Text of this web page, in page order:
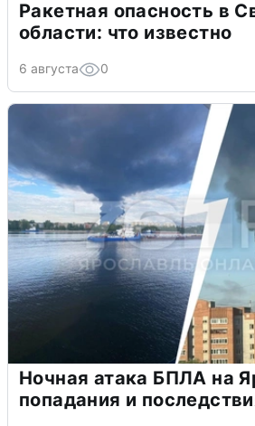
Ракетная опасность в
области: что известно
6 августа 0
Ночная атака БПЛА на
попадания и